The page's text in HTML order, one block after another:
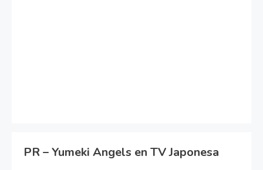
PR – Yumeki Angels en TV Japonesa